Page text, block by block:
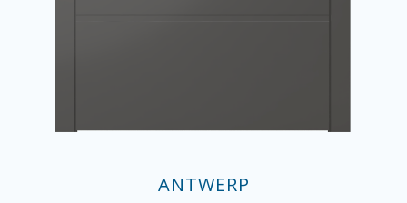
ANTWERP